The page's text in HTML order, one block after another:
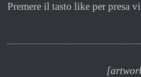
Premere il tasto like per presa